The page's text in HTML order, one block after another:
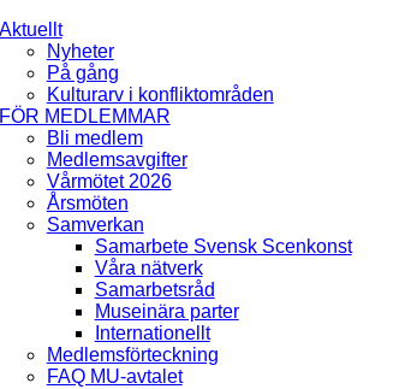
Aktuellt
Nyheter
På gång
Kulturarv i konfliktområden
FÖR MEDLEMMAR
Bli medlem
Medlemsavgifter
Vårmötet 2026
Årsmöten
Samverkan
Samarbete Svensk Scenkonst
Våra nätverk
Samarbetsråd
Museinära parter
Internationellt
Medlemsförteckning
FAQ MU-avtalet